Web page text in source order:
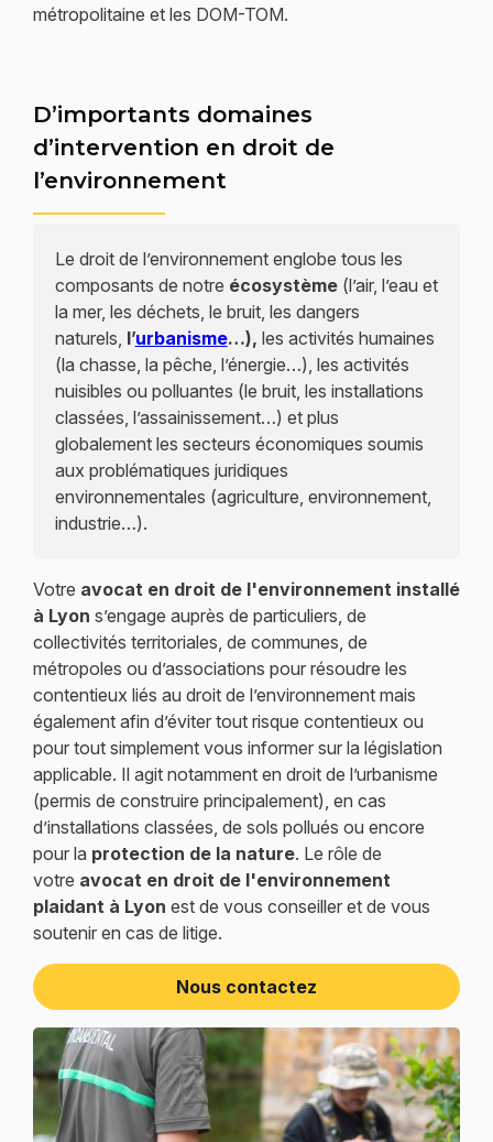
métropolitaine et les DOM-TOM.
D’importants domaines
d’intervention en droit de
l’environnement
Le droit de l’environnement englobe tous les
composants de notre écosystème(l’air, l’eau et
la mer, les déchets, le bruit, les dangers
naturels, l’urbanisme…), les activités humaines
(la chasse, la pêche, l’énergie…), les activités
nuisibles ou polluantes (le bruit, les installations
classées, l’assainissement…) et plus
globalement les secteurs économiques soumis
aux problématiques juridiques
environnementales (agriculture, environnement,
industrie…).
Votre avocat en droit de l'environnement installé
à Lyon s’engage auprès de particuliers, de
collectivités territoriales, de communes, de
métropoles ou d’associations pour résoudre les
contentieux liés au droit de l’environnement mais
également afin d’éviter tout risque contentieux ou
pour tout simplement vous informer sur la législation
applicable. Il agit notamment en droit de l’urbanisme
(permis de construire principalement), en cas
d’installations classées, de sols pollués ou encore
pour la protection de la nature. Le rôle de
votre avocat en droit de l'environnement
plaidant à Lyon est de vous conseiller et de vous
soutenir en cas de litige.
Nous contactez